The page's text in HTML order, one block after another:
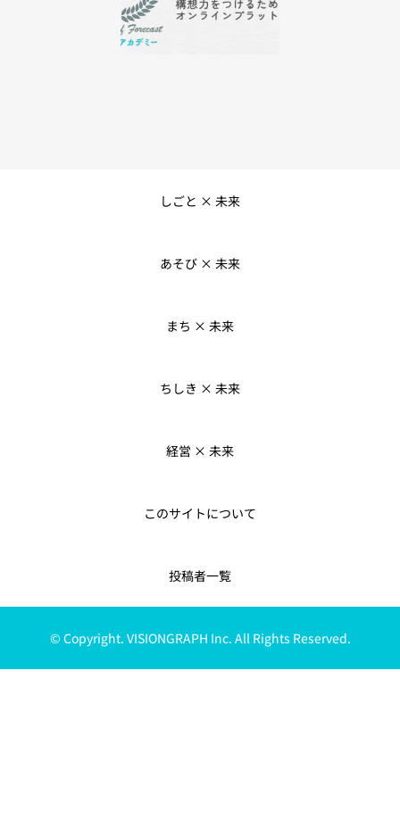
しごと × 未来
あそび × 未来
まち × 未来
ちしき × 未来
経営 × 未来
このサイトについて
投稿者一覧
© Copyright. VISIONGRAPH Inc. All Rights Reserved.